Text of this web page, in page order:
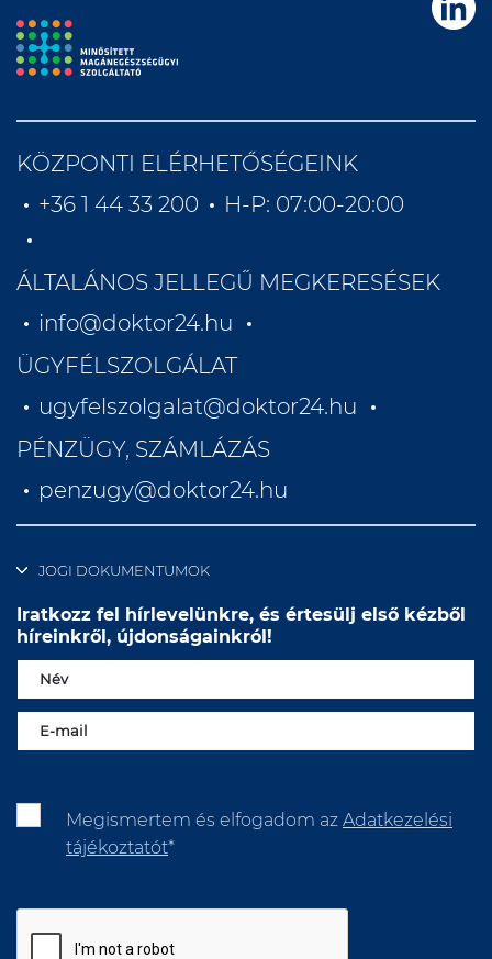
KÖZPONTI ELÉRHETŐSÉGEINK
+36 1 44 33 200
H-P: 07:00-20:00
ÁLTALÁNOS JELLEGŰ MEGKERESÉSEK
info@doktor24.hu
ÜGYFÉLSZOLGÁLAT
ugyfelszolgalat@doktor24.hu
PÉNZÜGY, SZÁMLÁZÁS
penzugy@doktor24.hu
JOGI DOKUMENTUMOK
Iratkozz fel hírlevelünkre, és értesülj első kézből
híreinkről, újdonságainkról!
Megismertem és elfogadom az Adatkezelési
tájékoztatót*